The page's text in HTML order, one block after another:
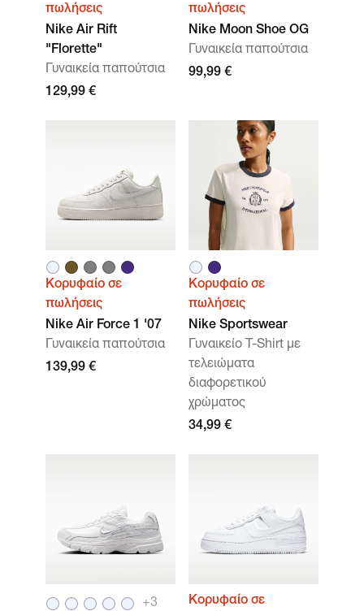
πωλήσεις
Nike Air Rift
"Florette"
Γυναικεία παπούτσια
129,99 €
πωλήσεις
Nike Moon Shoe OG
Γυναικεία παπούτσια
99,99 €
Κορυφαίο σε
πωλήσεις
Nike Air Force 1 '07
Γυναικεία παπούτσια
139,99 €
Κορυφαίο σε
πωλήσεις
Nike Sportswear
Γυναικείο T-Shirt με
τελειώματα
διαφορετικού
χρώματος
34,99 €
+3
Κορυφαίο σε